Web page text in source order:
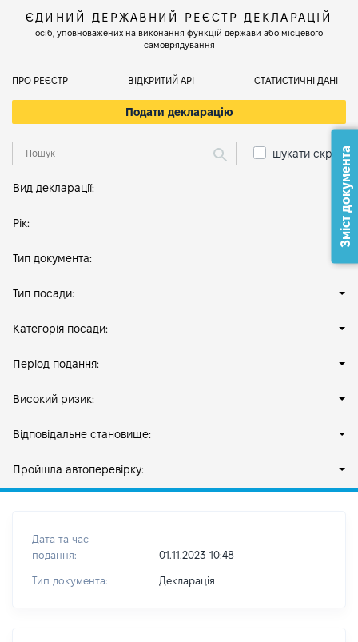
ЄДИНИЙ ДЕРЖАВНИЙ РЕЄСТР ДЕКЛАРАЦІЙ
осіб, уповноважених на виконання функцій держави або місцевого
самоврядування
ПРО РЕЄСТР ВІДКРИТИЙ АРІ СТАТИСТИЧНІ ДАНІ
Подати декларацію
шукати скрізь
Вид декларації:
Рік:
Тип документа:
Тип посади:
Категорія посади:
Період подання:
Високий ризик:
Відповідальне становище:
Пройшла автоперевірку:
Дата та час
подання:
01.11.2023 10:48
Тип документа: Декларація
Зміст документа